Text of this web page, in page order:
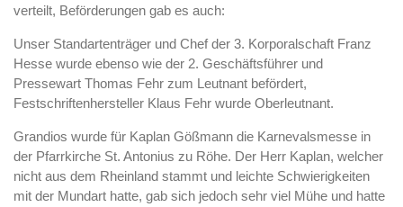
verteilt, Beförderungen gab es auch:
Unser Standartenträger und Chef der 3. Korporalschaft Franz
Hesse wurde ebenso wie der 2. Geschäftsführer und
Pressewart Thomas Fehr zum Leutnant befördert,
Festschriftenhersteller Klaus Fehr wurde Oberleutnant.
Grandios wurde für Kaplan Gößmann die Karnevalsmesse in
der Pfarrkirche St. Antonius zu Röhe. Der Herr Kaplan, welcher
nicht aus dem Rheinland stammt und leichte Schwierigkeiten
mit der Mundart hatte, gab sich jedoch sehr viel Mühe und hatte